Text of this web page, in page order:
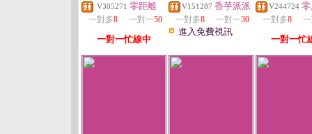
V305271 零距離
一對多8 一對一50
一對一忙線中
V151287 香芋派派
一對多8 一對一30
進入免費視訊
V244724
一對多8
一對一忙